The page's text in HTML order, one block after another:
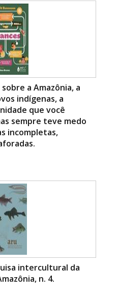
a Amazônia, a
indígenas, a
que você
sempre teve medo
incompletas,
intercultural da
n. 4.